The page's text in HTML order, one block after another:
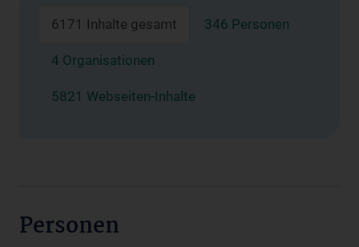
6171 Inhalte gesamt 346 Personen
4 Organisationen
5821 Webseiten-Inhalte
Personen